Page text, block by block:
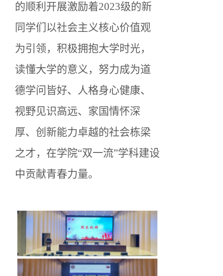
的顺利开展激励着2023级的新
同学们以社会主义核心价值观
为引领，积极拥抱大学时光，
读懂大学的意义，努力成为道
德学问皆好、人格身心健康、
视野见识高远、家国情怀深
厚、创新能力卓越的社会栋梁
之才，在学院“双一流”学科建设
中贡献青春力量。